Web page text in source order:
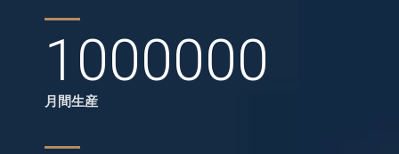
1000000
月間生産